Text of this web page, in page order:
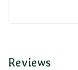
Reviews